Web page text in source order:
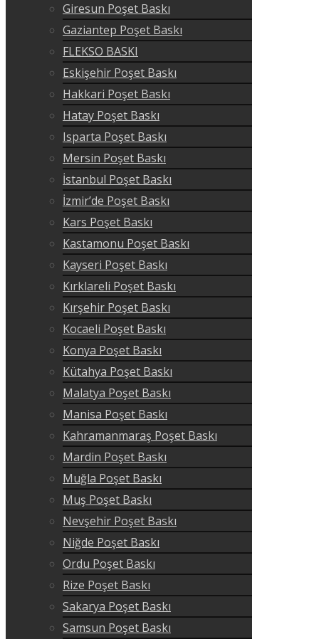
Giresun Poşet Baskı
Gaziantep Poşet Baskı
FLEKSO BASKI
Eskişehir Poşet Baskı
Hakkari Poşet Baskı
Hatay Poşet Baskı
Isparta Poşet Baskı
Mersin Poşet Baskı
İstanbul Poşet Baskı
İzmir’de Poşet Baskı
Kars Poşet Baskı
Kastamonu Poşet Baskı
Kayseri Poşet Baskı
Kırklareli Poşet Baskı
Kırşehir Poşet Baskı
Kocaeli Poşet Baskı
Konya Poşet Baskı
Kütahya Poşet Baskı
Malatya Poşet Baskı
Manisa Poşet Baskı
Kahramanmaraş Poşet Baskı
Mardin Poşet Baskı
Muğla Poşet Baskı
Muş Poşet Baskı
Nevşehir Poşet Baskı
Niğde Poşet Baskı
Ordu Poşet Baskı
Rize Poşet Baskı
Sakarya Poşet Baskı
Samsun Poşet Baskı